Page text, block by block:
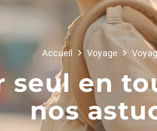
Accueil Voyage
seul en
nos